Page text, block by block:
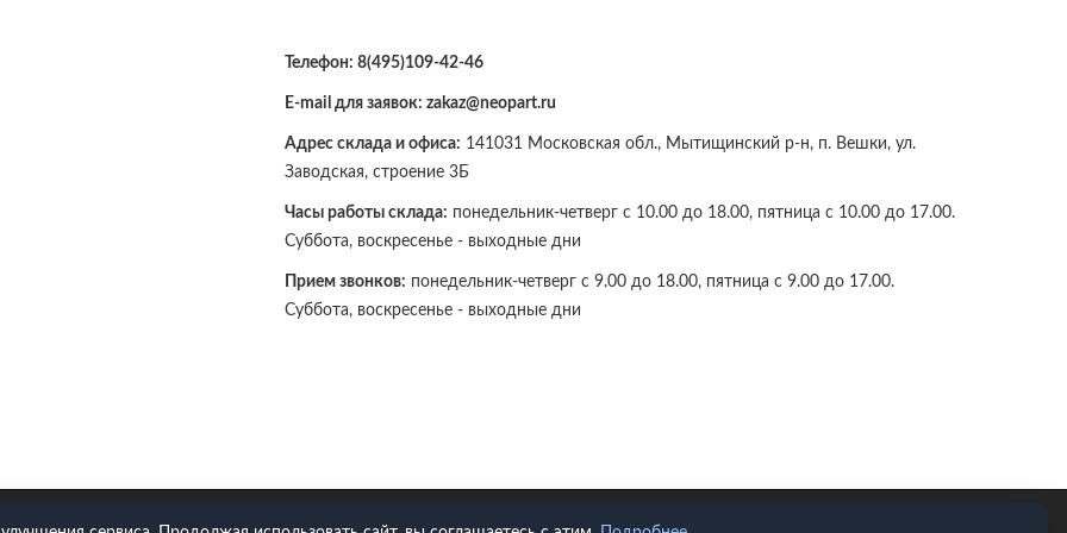
Телефон: 8(495)109-42-46
E-mail для заявок: zakaz@neopart.ru
Адрес склада и офиса: 141031 Московская обл., Мытищинский р-н, п. Вешки, ул.
Заводская, строение 3Б
Часы работы склада: понедельник-четверг с 10.00 до 18.00, пятница с 10.00 до 17.00.
Суббота, воскресенье - выходные дни
Прием звонков: понедельник-четверг с 9.00 до 18.00, пятница с 9.00 до 17.00.
Суббота, воскресенье - выходные дни
42-46